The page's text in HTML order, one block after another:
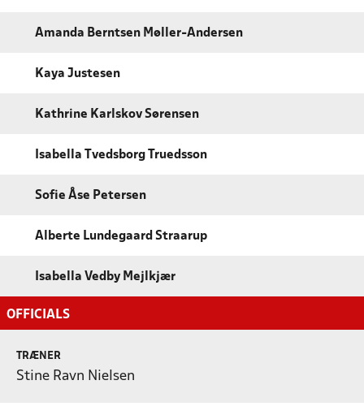
Amanda Berntsen Møller-Andersen
Kaya Justesen
Kathrine Karlskov Sørensen
Isabella Tvedsborg Truedsson
Sofie Åse Petersen
Alberte Lundegaard Straarup
Isabella Vedby Mejlkjær
OFFICIALS
TRÆNER
Stine Ravn Nielsen